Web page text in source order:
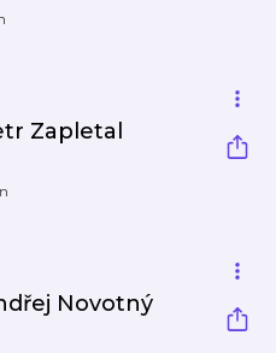
Zapletal
Novotný